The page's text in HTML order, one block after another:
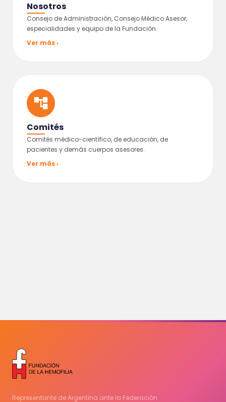
Nosotros
Consejo de Administración, Consejo Médico Asesor,
especialidades y equipo de la Fundación.
Ver más ›
Comités
Comités médico-científico, de educación, de
pacientes y demás cuerpos asesores.
Ver más ›
Representante de Argentina ante la Federación